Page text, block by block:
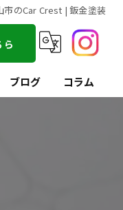
市のCar Crest | 鈑金塗装
ブログ コラム